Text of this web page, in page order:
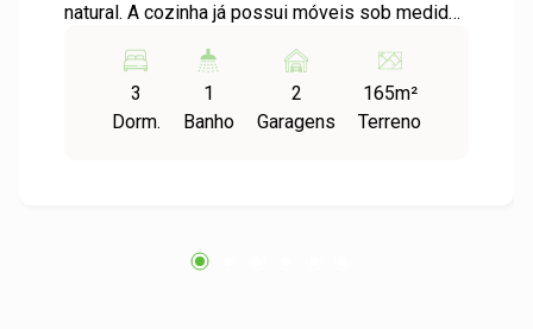
natural. A cozinha já possui móveis sob medida,
de espaço, perfeita para o dia a dia. O imóvel
ainda dispõe de um pátio privativo, ideal para
quem deseja ter espaço externo para pets,
3
Dorm.
1
Banho
2
Garagens
165m²
Terreno